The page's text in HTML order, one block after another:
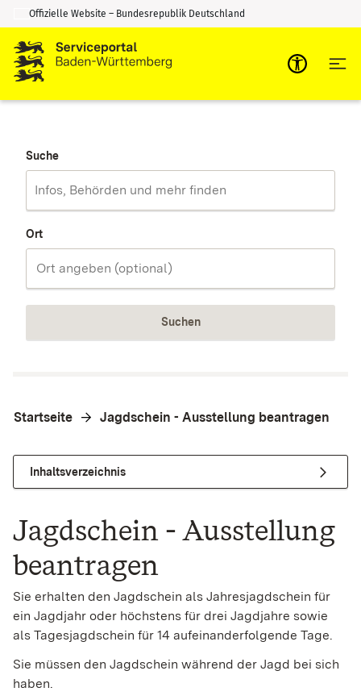
Zum Inhalt springen
Zur Suche springen
Offizielle Website – Bundesrepublik Deutschland
Suche
Ort
Suchen
Startseite Jagdschein - Ausstellung beantragen
Inhaltsverzeichnis
Jagdschein - Ausstellung
beantragen
Sie erhalten den Jagdschein als Jahresjagdschein für
ein Jagdjahr oder höchstens für drei Jagdjahre sowie
als Tagesjagdschein für 14 aufeinanderfolgende Tage.
Sie müssen den Jagdschein während der Jagd bei sich
haben.